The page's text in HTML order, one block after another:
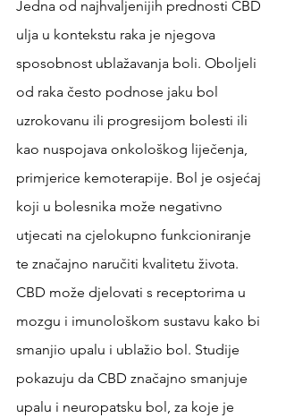
Jedna od najhvaljenijih prednosti CBD
ulja u kontekstu raka je njegova
sposobnost ublažavanja boli. Oboljeli
od raka često podnose jaku bol
uzrokovanu ili progresijom bolesti ili
kao nuspojava onkološkog liječenja,
primjerice kemoterapije. Bol je osjećaj
koji u bolesnika može negativno
utjecati na cjelokupno funkcioniranje
te značajno naručiti kvalitetu života.
CBD može djelovati s receptorima u
mozgu i imunološkom sustavu kako bi
smanjio upalu i ublažio bol. Studije
pokazuju da CBD značajno smanjuje
upalu i neuropatsku bol, za koje je